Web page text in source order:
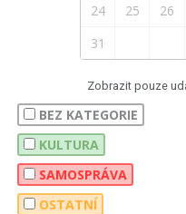
24
25 26
31
Zobrazit pouze
BEZ KATEGORIE
KULTURA
SAMOSPRÁVA
OSTATNÍ